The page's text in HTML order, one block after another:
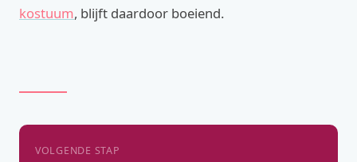
kostuum, blijft daardoor boeiend.
VOLGENDE STAP